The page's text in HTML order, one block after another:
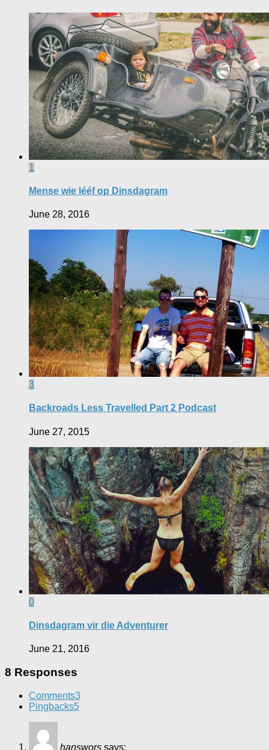
1
Mense wie lééf op Dinsdagram
June 28, 2016
3
Backroads Less Travelled Part 2 Podcast
June 27, 2015
0
Dinsdagram vir die Adventurer
June 21, 2016
8 Responses
Comments3
Pingbacks5
hanswors says: